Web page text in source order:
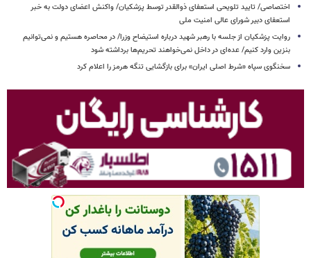
اختصاصی/ تایید تلویحی استعفای ذوالقدر توسط پزشکیان/ واکنش اعضای دولت به خبر
استعفای دبیر شورای عالی امنیت ملی
روایت پزشکیان از جلسه با رهبر شهید درباره استیضاح وزرا/ در محاصره هستیم و نمی‌توانیم
بنزین وارد کنیم/ عده‌ای در داخل نمی‌خواهند تحریم‌ها برداشته شود
سخنگوی سپاه «شرط اصلی ایران» برای بازگشایی تنگه هرمز را اعلام کرد